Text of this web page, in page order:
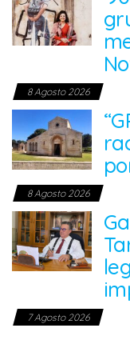
8 Agosto 2026
8 Agosto 2026
7 Agosto 2026